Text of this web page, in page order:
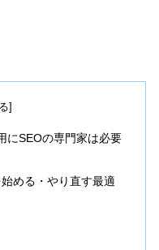
にSEOの専門家は必要
める・やり直す最適